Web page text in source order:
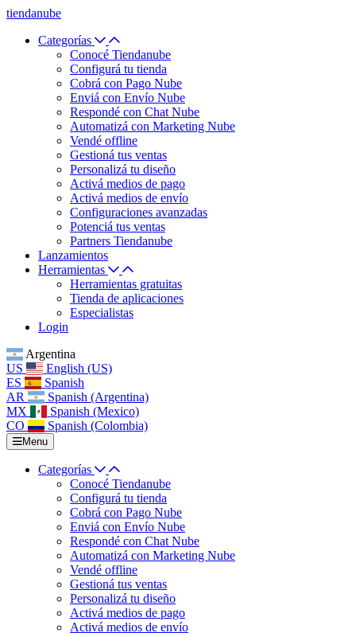
tiendanube
Categorías
Conocé Tiendanube
Configurá tu tienda
Cobrá con Pago Nube
Enviá con Envío Nube
Respondé con Chat Nube
Automatizá con Marketing Nube
Vendé offline
Gestioná tus ventas
Personalizá tu diseño
Activá medios de pago
Activá medios de envío
Configuraciones avanzadas
Potenciá tus ventas
Partners Tiendanube
Lanzamientos
Herramientas
Herramientas gratuitas
Tienda de aplicaciones
Especialistas
Login
Argentina
US
English (US)
ES
Spanish
AR
Spanish (Argentina)
MX
Spanish (Mexico)
CO
Spanish (Colombia)
Menu
Categorías
Conocé Tiendanube
Configurá tu tienda
Cobrá con Pago Nube
Enviá con Envío Nube
Respondé con Chat Nube
Automatizá con Marketing Nube
Vendé offline
Gestioná tus ventas
Personalizá tu diseño
Activá medios de pago
Activá medios de envío